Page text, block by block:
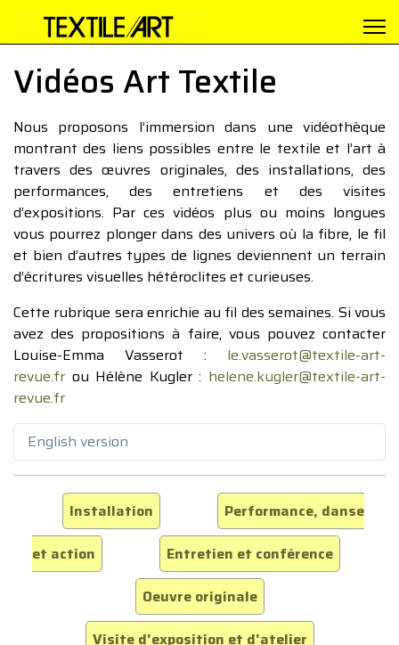
Vidéos Art Textile
Nous proposons l’immersion dans une vidéothèque
montrant des liens possibles entre le textile et l’art à
travers des œuvres originales, des installations, des
performances, des entretiens et des visites
d’expositions. Par ces vidéos plus ou moins longues
vous pourrez plonger dans des univers où la fibre, le fil
et bien d’autres types de lignes deviennent un terrain
d’écritures visuelles hétéroclites et curieuses.
Cette rubrique sera enrichie au fil des semaines. Si vous
avez des propositions à faire, vous pouvez contacter
Louise-Emma Vasserot : le.vasserot@textile-art-
revue.fr ou Hélène Kugler : helene.kugler@textile-art-
revue.fr
English version
Installation
Performance, danse
et action
Entretien et conférence
Oeuvre originale
Visite d'exposition et d'atelier